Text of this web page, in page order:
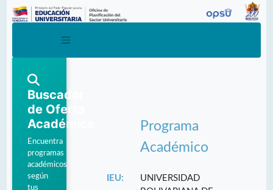
Buscador
de Oferta
Académica
Encuentra
programas
académicos
según
tus
Programa
Académico
IEU:
UNIVERSIDAD